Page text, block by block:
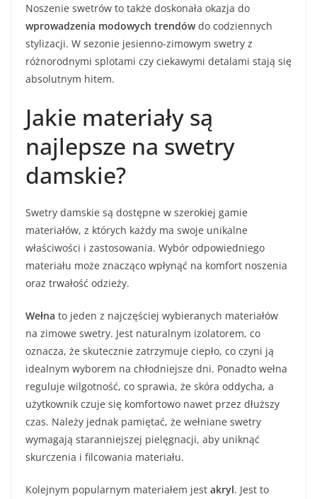
Noszenie swetrów to także doskonała okazja do
wprowadzenia modowych trendówdo codziennych
stylizacji. W sezonie jesienno-zimowym swetry z
różnorodnymi splotami czy ciekawymi detalami stają się
absolutnym hitem.
Jakie materiały są
najlepsze na swetry
damskie?
Swetry damskie są dostępne w szerokiej gamie
materiałów, z których każdy ma swoje unikalne
właściwości i zastosowania. Wybór odpowiedniego
materiału może znacząco wpłynąć na komfort noszenia
oraz trwałość odzieży.
Wełna to jeden z najczęściej wybieranych materiałów
na zimowe swetry. Jest naturalnym izolatorem, co
oznacza, że skutecznie zatrzymuje ciepło, co czyni ją
idealnym wyborem na chłodniejsze dni. Ponadto wełna
reguluje wilgotność, co sprawia, że skóra oddycha, a
użytkownik czuje się komfortowo nawet przez dłuższy
czas. Należy jednak pamiętać, że wełniane swetry
wymagają staranniejszej pielęgnacji, aby uniknąć
skurczenia i filcowania materiału.
Kolejnym popularnym materiałem jest akryl. Jest to